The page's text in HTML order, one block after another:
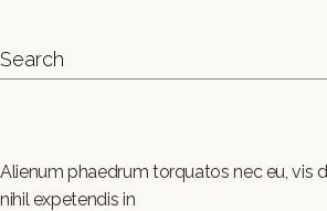
Alienum phaedrum torquatos nec eu, vis
nihil expetendis in